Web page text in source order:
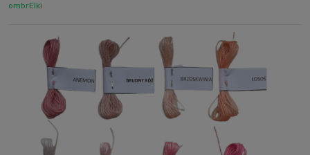
ombrElki